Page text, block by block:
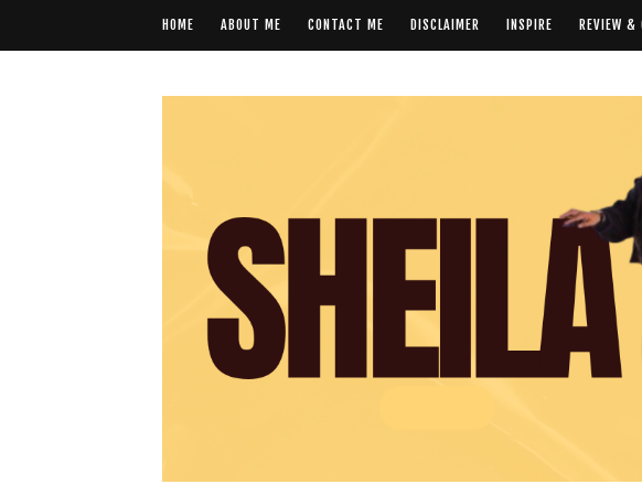
HOME ABOUT ME CONTACT ME DISCLAIMER INSPIRE REVIEW &